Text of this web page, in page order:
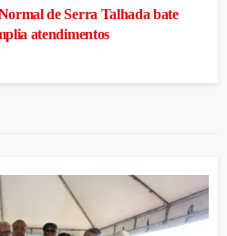
de Serra Talhada bate
atendimentos